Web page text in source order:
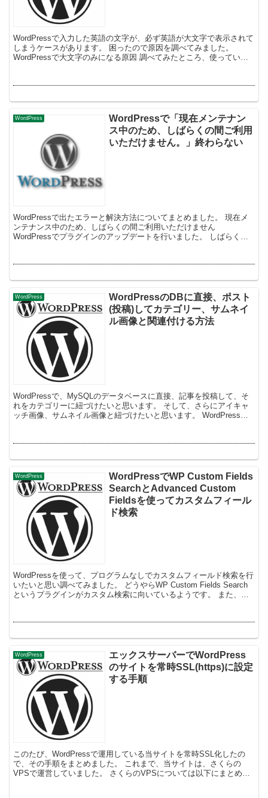
WordPressで入力した英語の文字が、必ず英語が大文字で表示されて
しまうケースがあります。 困ったので原因を調べてみました。
WordPressで大文字のみになる原因 調べてみたところ、使っている
WordPress
WordPressで「現在メンテナン
ス中のため、しばらくの間ご利用
いただけません。」終わらない
WordPressで出たエラーと解決方法についてまとめました。 現在メ
ンテナンス中のため、しばらくの間ご利用いただけません
WordPressでプラグインのアップデートを行いました。 しばらくす
WordPress
WordPressのDBに直接、ポスト
(投稿)してカテゴリー、サムネイ
ル画像と関連付ける方法
WordPressで、MySQLのデータベースに直接、記事を投稿して、そ
れをカテゴリーに紐づけたいと思います。 そして、さらにアイキャ
ッチ画像、サムネイル画像と紐づけたいと思います。 WordPressの
WordPress
WordPressでWP Custom Fields
SearchとAdvanced Custom
Fieldsを使ってカスタムフィール
ド検索
WordPressを使って、プログラムなしでカスタムフィールド検索を行
いたいと思い調べてみました。 どうやらWP Custom Fields Search
というプラグインがカスタム検索に向いているようです。 また、
WordPress
エックスサーバーでWordPress
のサイトを常時SSL(https)に設定
する手順
このたび、WordPressで運用している当サイトを常時SSL化したの
で、その手順をまとめました。 これまで、当サイトは、さくらの
VPSで運営していました。 さくらのVPSについては以下にまとめて